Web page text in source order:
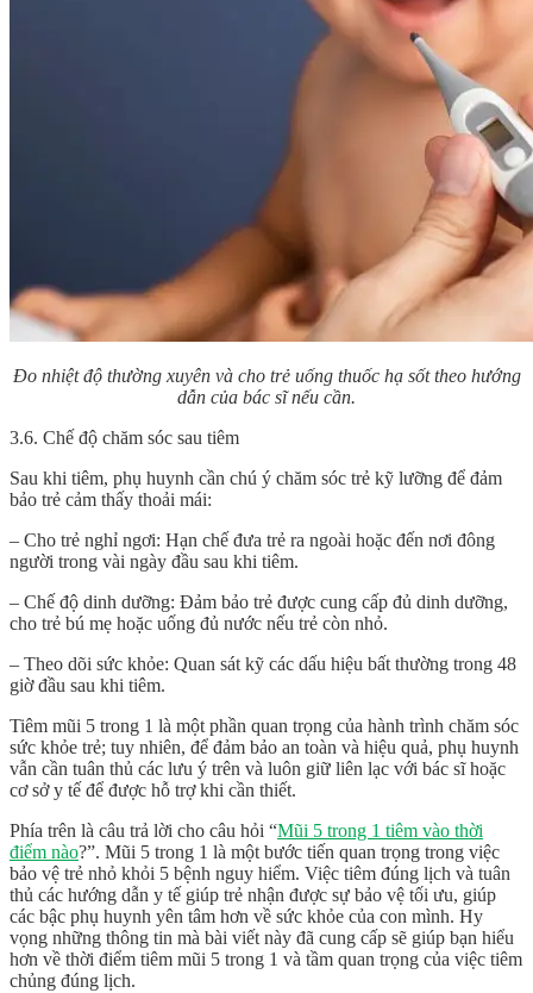
Đo nhiệt độ thường xuyên và cho trẻ uống thuốc hạ sốt theo hướng
dẫn của bác sĩ nếu cần.
3.6. Chế độ chăm sóc sau tiêm
Sau khi tiêm, phụ huynh cần chú ý chăm sóc trẻ kỹ lưỡng để đảm
bảo trẻ cảm thấy thoải mái:
– Cho trẻ nghỉ ngơi: Hạn chế đưa trẻ ra ngoài hoặc đến nơi đông
người trong vài ngày đầu sau khi tiêm.
– Chế độ dinh dưỡng: Đảm bảo trẻ được cung cấp đủ dinh dưỡng,
cho trẻ bú mẹ hoặc uống đủ nước nếu trẻ còn nhỏ.
– Theo dõi sức khỏe: Quan sát kỹ các dấu hiệu bất thường trong 48
giờ đầu sau khi tiêm.
Tiêm mũi 5 trong 1 là một phần quan trọng của hành trình chăm sóc
sức khỏe trẻ; tuy nhiên, để đảm bảo an toàn và hiệu quả, phụ huynh
vẫn cần tuân thủ các lưu ý trên và luôn giữ liên lạc với bác sĩ hoặc
cơ sở y tế để được hỗ trợ khi cần thiết.
Phía trên là câu trả lời cho câu hỏi “Mũi 5 trong 1 tiêm vào thời
điểm nào?”. Mũi 5 trong 1 là một bước tiến quan trọng trong việc
bảo vệ trẻ nhỏ khỏi 5 bệnh nguy hiểm. Việc tiêm đúng lịch và tuân
thủ các hướng dẫn y tế giúp trẻ nhận được sự bảo vệ tối ưu, giúp
các bậc phụ huynh yên tâm hơn về sức khỏe của con mình. Hy
vọng những thông tin mà bài viết này đã cung cấp sẽ giúp bạn hiểu
hơn về thời điểm tiêm mũi 5 trong 1 và tầm quan trọng của việc tiêm
chủng đúng lịch.